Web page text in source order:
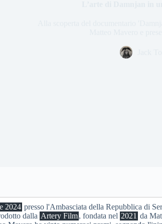
2024 presso l'Ambasciata della Repubblica di
dalla Artery Film, fondata nel 2021 da